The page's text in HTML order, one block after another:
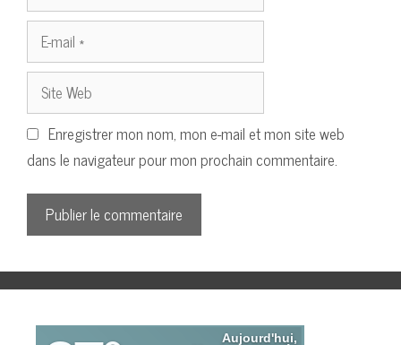
E-
mail
Site
Web
Enregistrer mon nom, mon e-mail et mon site web
dans le navigateur pour mon prochain commentaire.